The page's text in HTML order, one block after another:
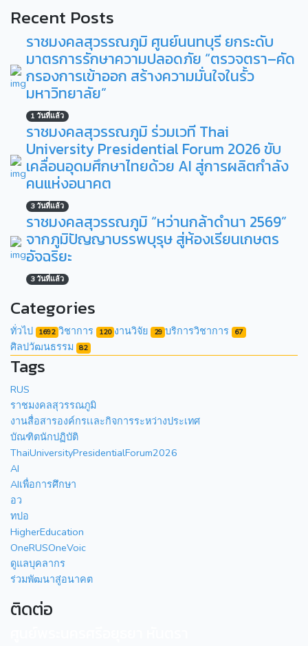
Recent Posts
ราชมงคลสุวรรณภูมิ ศูนย์นนทบุรี ยกระดับ
มาตรการรักษาความปลอดภัย “ตรวจตรา–คัด
กรองการเข้าออก สร้างความมั่นใจในรั้ว
มหาวิทยาลัย”
1 วันที่แล้ว
ราชมงคลสุวรรณภูมิ ร่วมเวที Thai
University Presidential Forum 2026 ขับ
เคลื่อนอุดมศึกษาไทยด้วย AI สู่การผลิตกำลัง
คนแห่งอนาคต
3 วันที่แล้ว
ราชมงคลสุวรรณภูมิ “หว่านกล้าดำนา 2569”
จากภูมิปัญญาบรรพบุรุษ สู่ห้องเรียนเกษตร
อัจฉริยะ
3 วันที่แล้ว
Categories
ทั่วไป 1692 วิชาการ 120 งานวิจัย 29 บริการวิชาการ 67
ศิลปวัฒนธรรม 82
Tags
RUS
ราชมงคลสุวรรณภูมิ
งานสื่อสารองค์กรเเละกิจการระหว่างประเทศ
บัณฑิตนักปฏิบัติ
ThaiUniversityPresidentialForum2026
AI
AIเพื่อการศึกษา
อว
ทปอ
HigherEducation
OneRUSOneVoic
ดูแลบุคลากร
ร่วมพัฒนาสู่อนาคต
ติดต่อ